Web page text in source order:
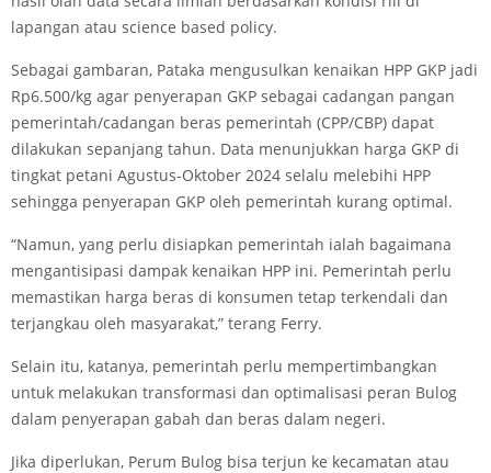
lapangan atau science based policy.
Sebagai gambaran, Pataka mengusulkan kenaikan HPP GKP jadi
Rp6.500/kg agar penyerapan GKP sebagai cadangan pangan
pemerintah/cadangan beras pemerintah (CPP/CBP) dapat
dilakukan sepanjang tahun. Data menunjukkan harga GKP di
tingkat petani Agustus-Oktober 2024 selalu melebihi HPP
sehingga penyerapan GKP oleh pemerintah kurang optimal.
“Namun, yang perlu disiapkan pemerintah ialah bagaimana
mengantisipasi dampak kenaikan HPP ini. Pemerintah perlu
memastikan harga beras di konsumen tetap terkendali dan
terjangkau oleh masyarakat,” terang Ferry.
Selain itu, katanya, pemerintah perlu mempertimbangkan
untuk melakukan transformasi dan optimalisasi peran Bulog
dalam penyerapan gabah dan beras dalam negeri.
Jika diperlukan, Perum Bulog bisa terjun ke kecamatan atau